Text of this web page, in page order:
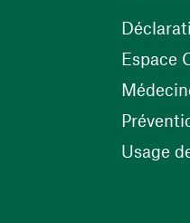
fenêtre)
Espace
Usage